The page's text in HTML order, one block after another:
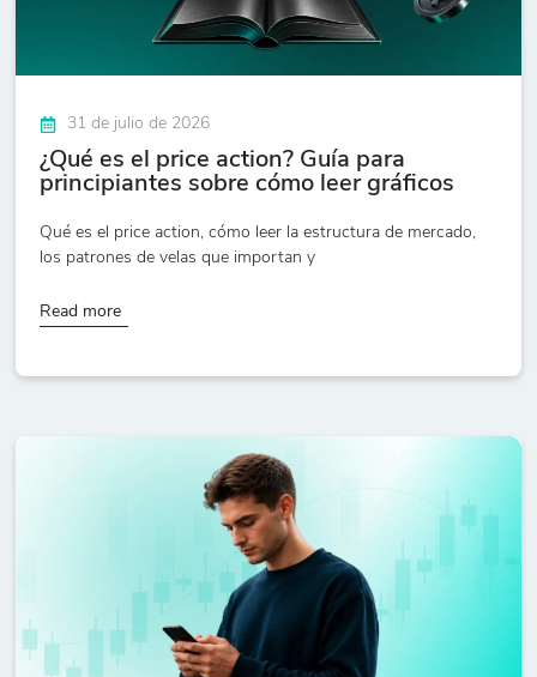
31 de julio de 2026
¿Qué es el price action? Guía para
principiantes sobre cómo leer gráficos
Qué es el price action, cómo leer la estructura de mercado,
los patrones de velas que importan y
Read more